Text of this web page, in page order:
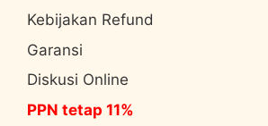
Kebijakan Refund
Garansi
Diskusi Online
PPN tetap 11%